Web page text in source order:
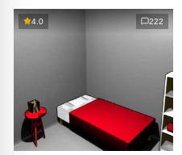
их, чтобы выйти. Выход из
одной комнаты является
4.0 222